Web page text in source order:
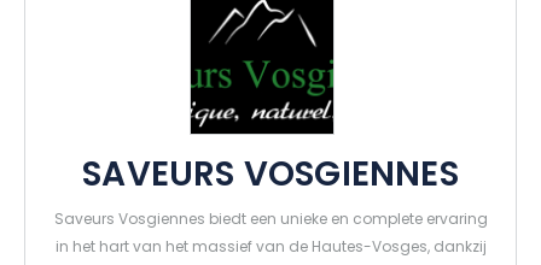
SAVEURS VOSGIENNES
Saveurs Vosgiennes biedt een unieke en complete ervaring
in het hart van het massief van de Hautes-Vosges, dankzij